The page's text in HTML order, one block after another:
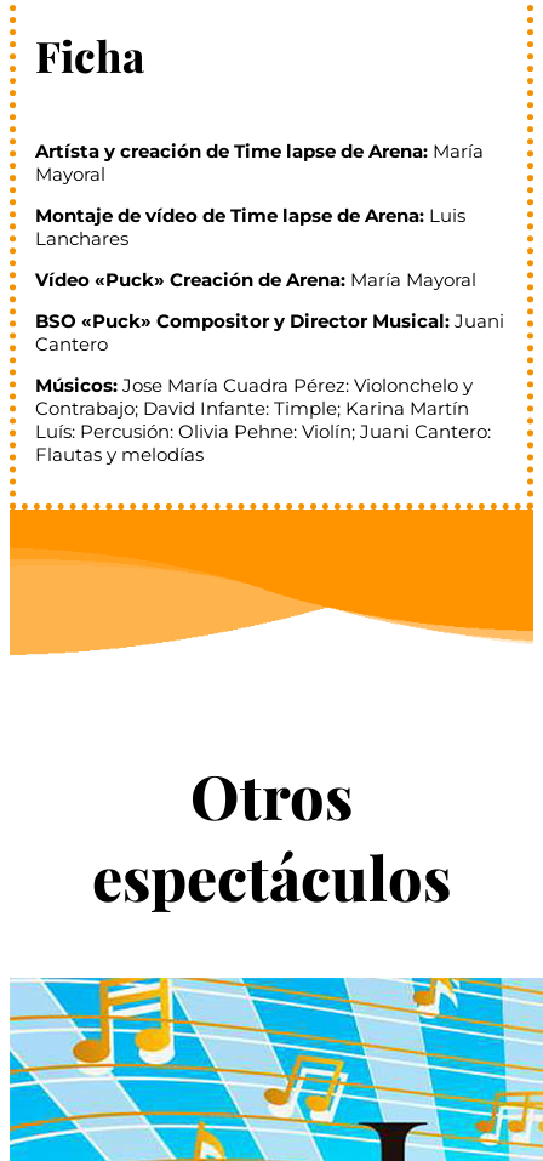
Ficha
Artísta y creación de Time lapse de Arena: María
Mayoral
Montaje de vídeo de Time lapse de Arena: Luis
Lanchares
Vídeo «Puck» Creación de Arena: María Mayoral
BSO «Puck» Compositor y Director Musical: Juani
Cantero
Músicos: Jose María Cuadra Pérez: Violonchelo y
Contrabajo; David Infante: Timple; Karina Martín
Luís: Percusión: Olivia Pehne: Violín; Juani Cantero:
Flautas y melodías
Otros
espectáculos